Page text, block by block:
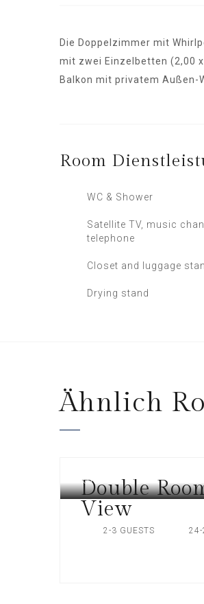
Die Doppelzimmer mit
mit zwei Einzelbetten (2,00
Balkon mit privatem Außen-
Room
WC & Shower
Satellite TV, music
telephone
Closet and luggage
Drying stand
Ähnlich
KOS, GREECE
Double
View
2-3 GUESTS 24-